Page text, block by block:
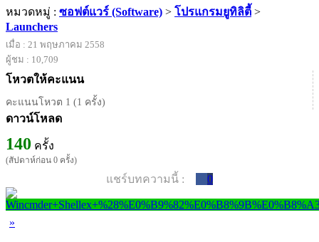
หมวดหมู่ : ซอฟต์แวร์ (Software) > โปรแกรมยูทิลิตี้ >
Launchers
เมื่อ : 21 พฤษภาคม 2558
ผู้ชม : 10,709
โหวตให้คะแนน
คะแนนโหวต 1 (1 ครั้ง)
ดาวน์โหลด
140 ครั้ง
(สัปดาห์ก่อน 0 ครั้ง)
แชร์บทความนี้ : 0
»